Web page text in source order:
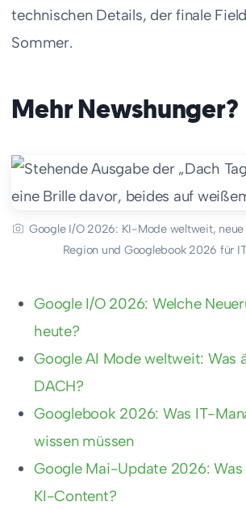
technischen Details, der finale
Sommer.
Mehr Newshunger?
Google I/O 2026: KI-Mode weltweit,
Region und Googlebook 2026 für
Google I/O 2026: Welche
heute?
Google AI Mode weltweit: Was
DACH?
Googlebook 2026: Was IT-
wissen müssen
Google Mai-Update 2026:
KI-Content?